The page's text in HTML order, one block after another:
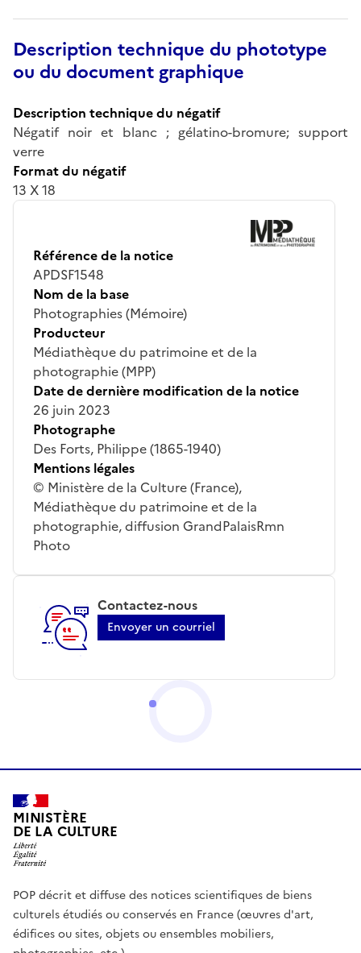
Description technique du phototype
ou du document graphique
Description technique du négatif
Négatif noir et blanc ; gélatino-bromure; support
verre
Format du négatif
13 X 18
Référence de la notice
APDSF1548
Nom de la base
Photographies (Mémoire)
Producteur
Médiathèque du patrimoine et de la
photographie (MPP)
Date de dernière modification de la notice
26 juin 2023
Photographe
Des Forts, Philippe (1865-1940)
Mentions légales
© Ministère de la Culture (France),
Médiathèque du patrimoine et de la
photographie, diffusion GrandPalaisRmn
Photo
Contactez-nous
Envoyer un courriel
MINISTÈRE
DE LA CULTURE
POP décrit et diffuse des notices scientifiques de biens
culturels étudiés ou conservés en France (œuvres d'art,
édifices ou sites, objets ou ensembles mobiliers,